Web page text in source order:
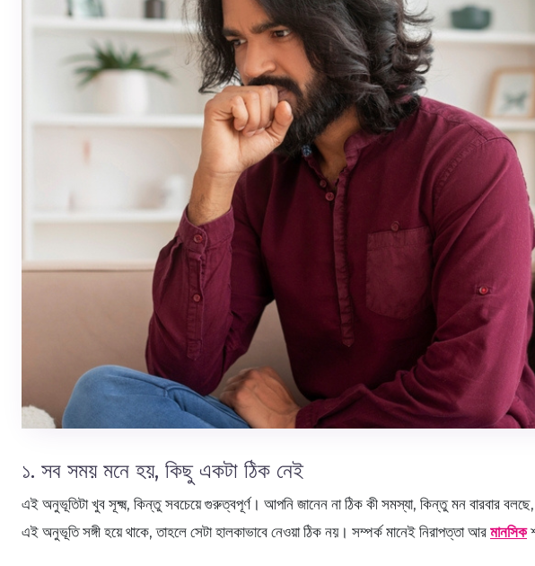
১. সব সময় মনে হয়, কিছু একটা ঠিক নেই
এই অনুভূতিটা খুব সূক্ষ্ম, কিন্তু সবচেয়ে গুরুত্বপূর্ণ। আপনি জানেন না ঠিক কী সমস্যা, কিন্তু মন বারবার
এই অনুভূতি সঙ্গী হয়ে থাকে, তাহলে সেটা হালকাভাবে নেওয়া ঠিক নয়। সম্পর্ক মানেই নিরাপত্তা আর মানসিক